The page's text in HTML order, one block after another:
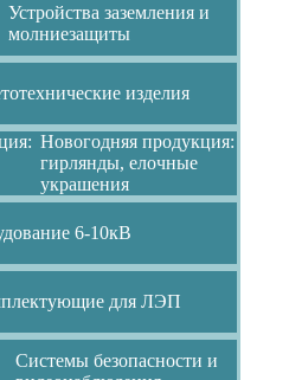
Устройства заземления и
молниезащиты
изделия
Новогодняя продукция:
гирлянды, елочные
украшения
6-10кВ
для ЛЭП
Системы безопасности и